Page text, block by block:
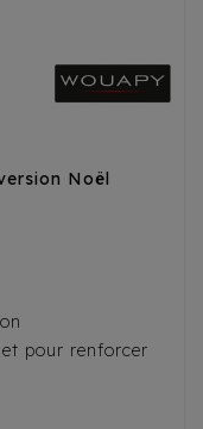
Noël
pour renforcer